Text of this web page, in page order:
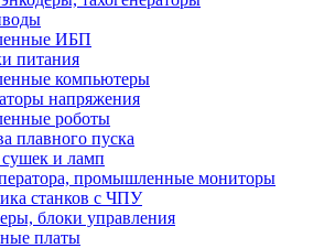
ИБП
питания
компьютеры
напряжения
роботы
плавного пуска
и ламп
промышленные мониторы
станков с ЧПУ
блоки управления
платы